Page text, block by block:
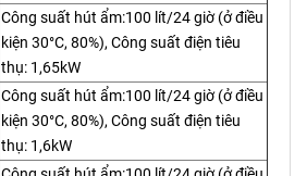
Công suất hút ẩm:100 lít/24 giờ (ở điều
kiện 30°C, 80%), Công suất điện tiêu
thụ: 1,65kW
Công suất hút ẩm:100 lít/24 giờ (ở điều
kiện 30°C, 80%), Công suất điện tiêu
thụ: 1,6kW